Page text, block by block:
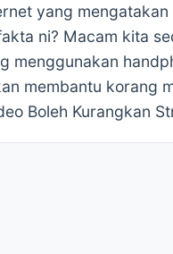
yang
ni? Macam kita
menggunakan
membantu korang
Boleh Kurangkan